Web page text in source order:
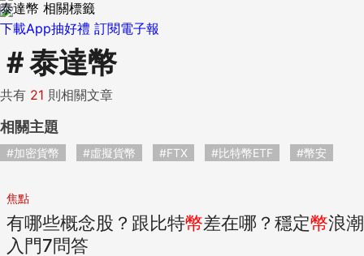
下載App抽好禮 訂閱電子報
泰達幣 相關標籤
＃泰達幣
共有 21 則相關文章
相關主題
#加密貨幣 #虛擬貨幣 #FTX #比特幣ETF #幣安
焦點
有哪些概念股？跟比特幣差在哪？穩定幣浪潮
入門7問答